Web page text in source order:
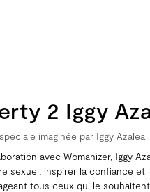
2 Iggy
imaginée par Iggy Azalea
avec Womanizer, Iggy
sexuel, inspirer la confiance et
tous ceux qui le